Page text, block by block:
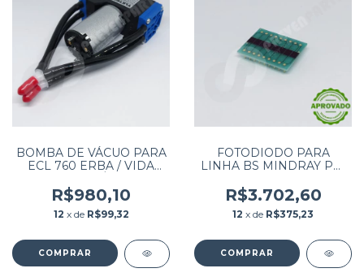
BOMBA DE VÁCUO PARA
ECL 760 ERBA / VIDA
RESÍDUOS
R$980,10
12 x de R$99,32
FOTODIODO PARA
LINHA BS MINDRAY PN:
R$3.702,60
12 x de R$375,23